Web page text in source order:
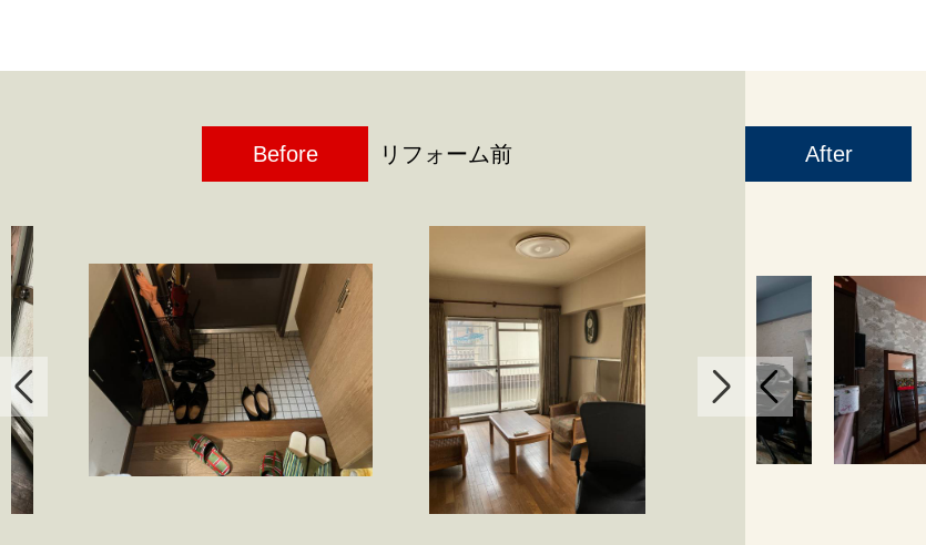
Before リフォーム前 After